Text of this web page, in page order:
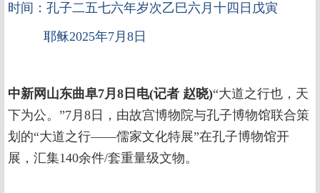
时间：孔子二五七六年岁次乙巳六月十四日戊寅
耶稣2025年7月8日
中新网山东曲阜7月8日电(记者 赵晓)“大道之行也，天
下为公。”7月8日，由故宫博物院与孔子博物馆联合策
划的“大道之行——儒家文化特展”在孔子博物馆开
展，汇集140余件/套重量级文物。